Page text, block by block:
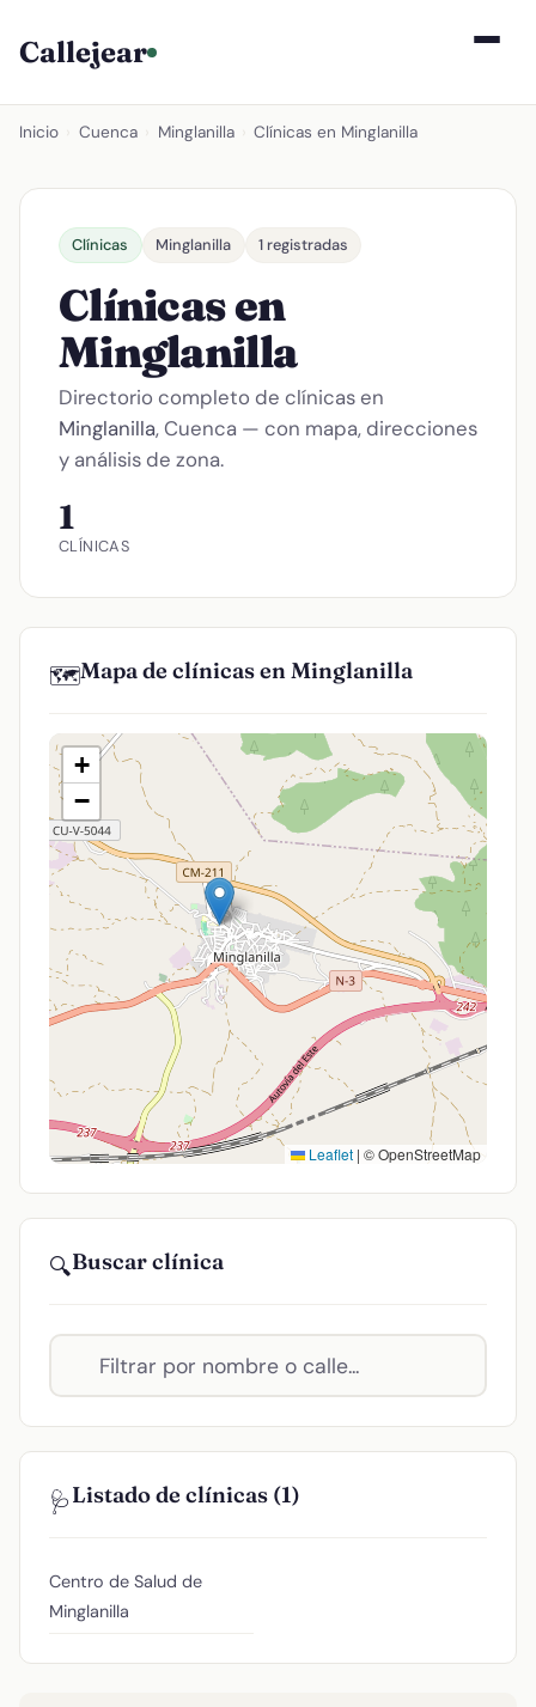
Callejear
Inicio Cuenca Minglanilla Clínicas en Minglanilla
Clínicas Minglanilla 1 registradas
Clínicas en
Minglanilla
Directorio completo de clínicas en
Minglanilla, Cuenca — con mapa, direcciones
y análisis de zona.
1
CLÍNICAS
🗺️Mapa de clínicas en Minglanilla
+
−
Leaflet | © OpenStreetMap
🔍Buscar clínica
🩺Listado de clínicas (1)
Centro de Salud de
Minglanilla